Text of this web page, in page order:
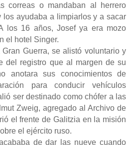
correas o mandaban al herrero
los ayudaba a limpiarlos y a sacar
los 16 años, Josef ya era mozo
el hotel Singer.
Guerra, se alistó voluntario y
del registro que al margen de su
anotara sus conocimientos de
para conducir vehículos
ser destinado como chófer a las
Zweig, agregado al Archivo de
el frente de Galitzia en la misión
el ejército ruso.
de dar las nueve cuando